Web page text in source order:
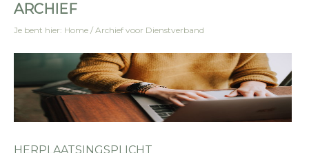
ARCHIEF
Je bent hier: Home / Archief voor Dienstverband
HERPLAATSINGSPLICHT